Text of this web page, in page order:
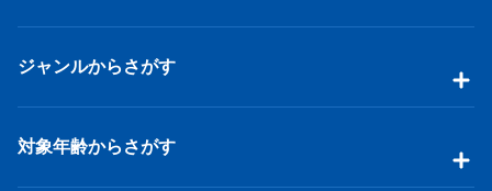
ジャンルからさがす
対象年齢からさがす